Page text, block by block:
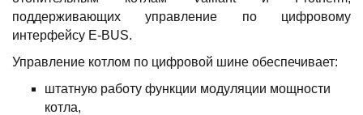
поддерживающих управление по цифровому
интерфейсу E-BUS.
Управление котлом по цифровой шине обеспечивает:
штатную работу функции модуляции мощности
котла,